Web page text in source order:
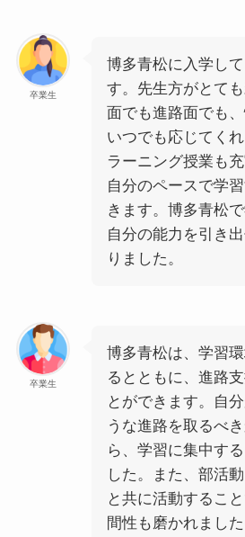
卒業生
博多青松に入学し
す。先生方がとて
面でも進路面でも
いつでも応じてく
ラーニング授業も充
自分のペースで学
きます。博多青松で
自分の能力を引き
りました。
卒業生
博多青松は、学習
るとともに、進路
とができます。自
うな進路を取るべ
ら、学習に集中す
した。また、部活
と共に活動するこ
間性も磨かれまし